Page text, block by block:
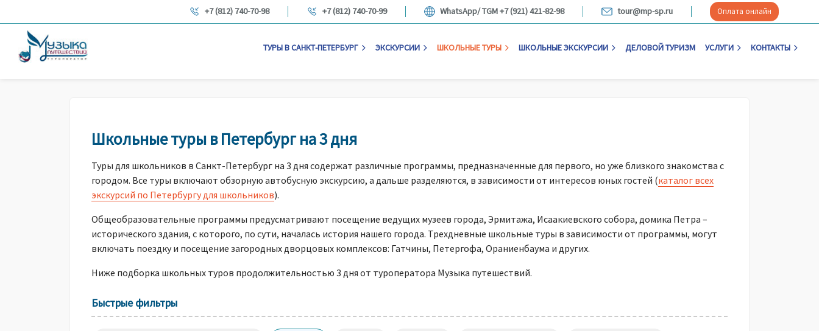
+7 (812) 740-70-98 +7 (812) 740-70-99 WhatsApp/ TGM +7 (921) 421-82-98 tour@mp-sp.ru Оплата онлайн
ТУРЫ В САНКТ-ПЕТЕРБУРГ ЭКСКУРСИИ ШКОЛЬНЫЕ ТУРЫ ШКОЛЬНЫЕ ЭКСКУРСИИ ДЕЛОВОЙ ТУРИЗМ УСЛУГИ КОНТАКТЫ
Школьные туры в Петербург на 3 дня
Туры для школьников в Санкт-Петербург на 3 дня содержат различные программы, предназначенные для первого, но уже близкого знакомства с
городом. Все туры включают обзорную автобусную экскурсию, а дальше разделяются, в зависимости от интересов юных гостей (каталог всех
экскурсий по Петербургу для школьников).
Общеобразовательные программы предусматривают посещение ведущих музеев города, Эрмитажа, Исаакиевского собора, домика Петра –
исторического здания, с которого, по сути, началась история нашего города. Трехдневные школьные туры в зависимости от программы, могут
включать поездку и посещение загородных дворцовых комплексов: Гатчины, Петергофа, Ораниенбаума и других.
Ниже подборка школьных туров продолжительностью 3 дня от туроператора Музыка путешествий.
Быстрые фильтры